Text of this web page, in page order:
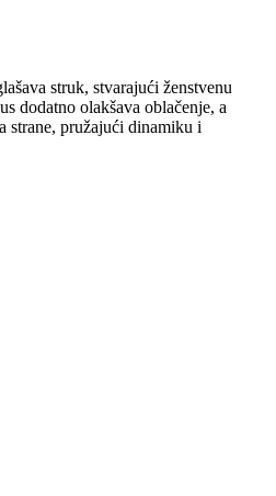
struk, stvarajući ženstvenu
dodatno olakšava oblačenje, a
strane, pružajući dinamiku i